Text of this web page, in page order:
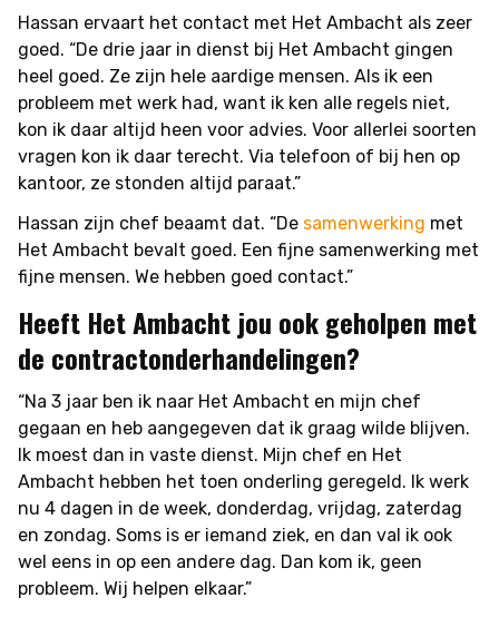
Hassan ervaart het contact met Het Ambacht als zeer
goed. “De drie jaar in dienst bij Het Ambacht gingen
heel goed. Ze zijn hele aardige mensen. Als ik een
probleem met werk had, want ik ken alle regels niet,
kon ik daar altijd heen voor advies. Voor allerlei soorten
vragen kon ik daar terecht. Via telefoon of bij hen op
kantoor, ze stonden altijd paraat.”
Hassan zijn chef beaamt dat. “De samenwerking met
Het Ambacht bevalt goed. Een fijne samenwerking met
fijne mensen. We hebben goed contact.”
Heeft Het Ambacht jou ook geholpen met
de contractonderhandelingen?
“Na 3 jaar ben ik naar Het Ambacht en mijn chef
gegaan en heb aangegeven dat ik graag wilde blijven.
Ik moest dan in vaste dienst. Mijn chef en Het
Ambacht hebben het toen onderling geregeld. Ik werk
nu 4 dagen in de week, donderdag, vrijdag, zaterdag
en zondag. Soms is er iemand ziek, en dan val ik ook
wel eens in op een andere dag. Dan kom ik, geen
probleem. Wij helpen elkaar.”